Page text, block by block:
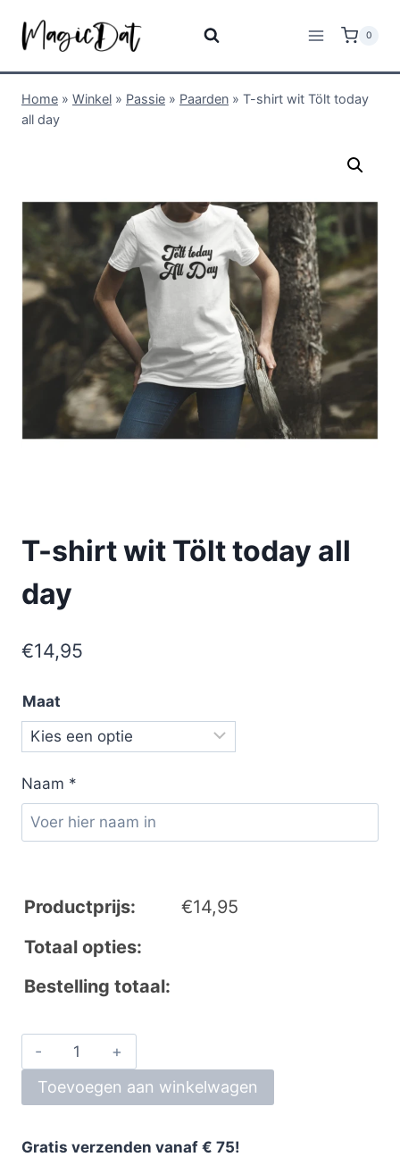
0
Home » Winkel » Passie » Paarden » T-shirt wit Tölt today
all day
T-shirt wit Tölt today all
day
€14,95
Maat
Naam *
Productprijs: €14,95
Totaal opties:
Bestelling totaal:
Toevoegen aan winkelwagen
Gratis verzenden vanaf € 75!